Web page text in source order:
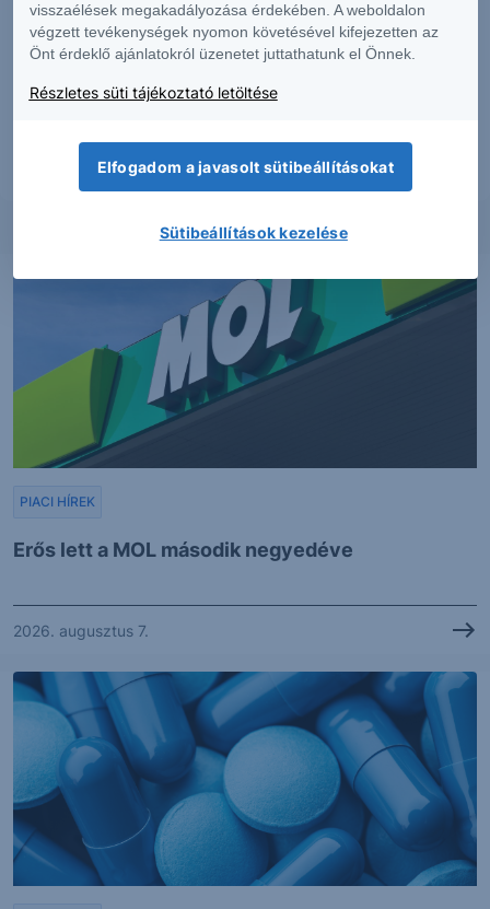
Erős lett a MOL második negyedéve
PIACI HÍREK
2026. augusztus 7.
visszaélések megakadályozása érdekében. A weboldalon
végzett tevékenységek nyomon követésével kifejezetten az
Önt érdeklő ajánlatokról üzenetet juttathatunk el Önnek.
Részletes süti tájékoztató letöltése
Elfogadom a javasolt sütibeállításokat
Sütibeállítások kezelése